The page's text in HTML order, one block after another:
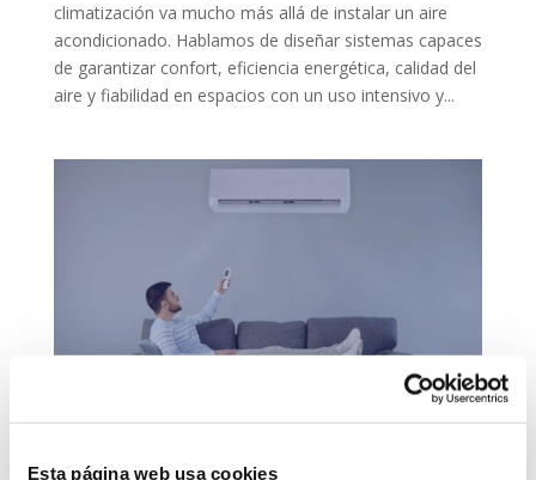
Esta página web usa cookies
climatización va mucho más allá de instalar un aire
acondicionado. Hablamos de diseñar sistemas capaces
de garantizar confort, eficiencia energética, calidad del
aire y fiabilidad en espacios con un uso intensivo y...
en invierno y cómo evitarlos